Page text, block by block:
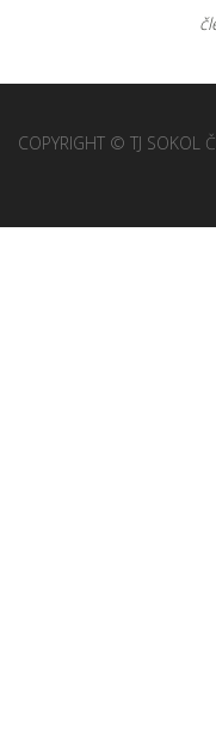
COPYRIGHT © TJ SOKOL